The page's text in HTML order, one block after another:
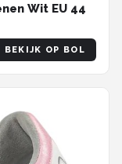
Wit EU 44
BEKIJK OP BOL